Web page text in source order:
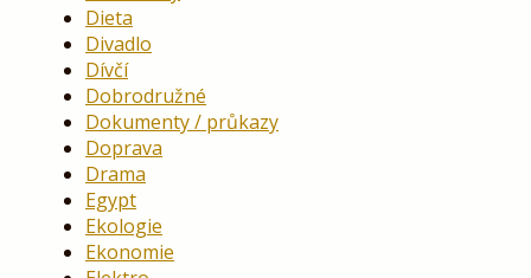
Dieta
Divadlo
Dívčí
Dobrodružné
Dokumenty / průkazy
Doprava
Drama
Egypt
Ekologie
Ekonomie